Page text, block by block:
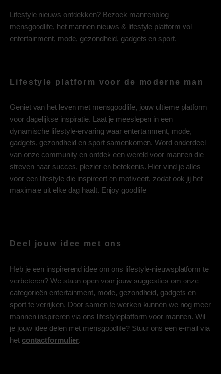
Lifestyle nieuws ontdekken? Bezoek mannenblog
mensgoodlife, het mannen nieuws & lifestyle platform vol
entertainment, mode, gezondheid, gadgets en sport.
Lifestyle platform voor de moderne man
Geniet van het leven met mensgoodlife, jouw ultieme platform
voor dagelijkse inspiratie. Laat je meeslepen in een
dynamische lifestyle-ervaring waar entertainment, mode,
gadgets, gezondheid en sport samenkomen. Word onderdeel
van onze community en ontdek een wereld voor mannen die
streven naar succes, plezier en betekenis. Hier vind je alles
voor een lifestyle die inspireert en motiveert, zodat ook jij het
maximale uit elke dag haalt. Enjoy goodlife!
Deel jouw idee met ons
Heb je een inspirerend idee om ons lifestyle-nieuwsplatform te
verbeteren? We staan open voor jouw suggesties om onze
categorieën entertainment, mode, gezondheid, gadgets en
sport te verrijken. Door samen te werken kunnen we nog meer
mannen inspireren via ons lifestyleplatform voor mannen. Wil
je jouw idee delen met mensgoodlife? Stuur ons een e-mail via
het contactformulier.